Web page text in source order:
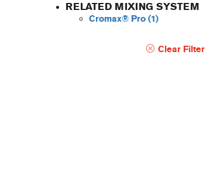
RELATED MIXING SYSTEM
Cromax® Pro (1)
Clear Filter